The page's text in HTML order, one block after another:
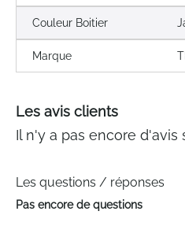
Couleur Boitier
Marque
Les avis clients
Il n'y a pas encore d'avis
Les questions / réponses
Pas encore de questions